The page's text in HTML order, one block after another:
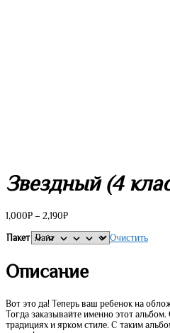
Звездный (4
1,000₽ – 2,190₽Диапазон
1,000₽
–
Пакет Очистить
Описание
Вот это да! Теперь ваш ребенок на
Тогда заказывайте именно этот
традициях и ярком стиле. С таким